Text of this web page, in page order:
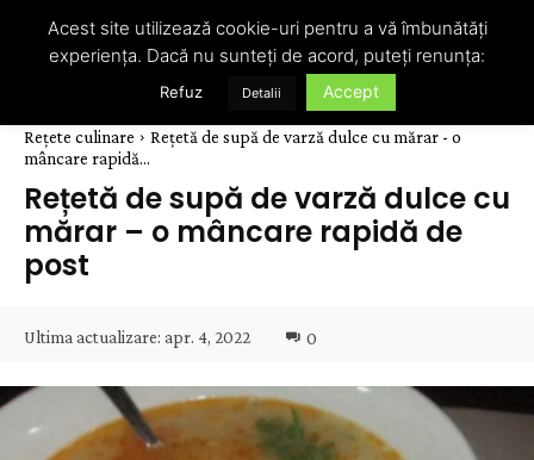
Rețete culinare
Rețetă de supă de varză dulce cu mărar - o
mâncare rapidă...
Rețetă de supă de varză dulce cu
mărar – o mâncare rapidă de
post
Ultima actualizare: apr. 4, 2022 0
Acest site utilizează cookie-uri pentru a vă îmbunătăți
experiența. Dacă nu sunteți de acord, puteți renunța:
Refuz Detalii Accept